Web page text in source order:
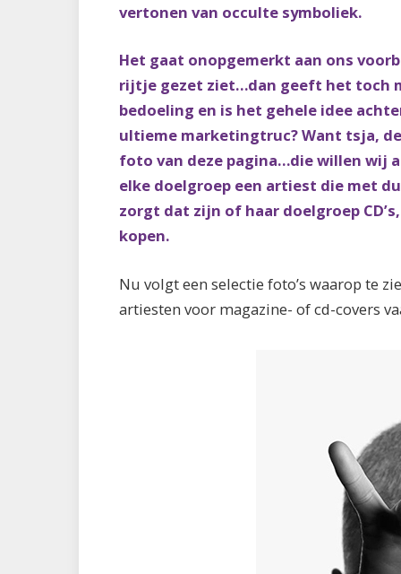
vertonen van occulte symboliek.
Het gaat onopgemerkt aan ons
rijtje gezet ziet…dan geeft het toch
bedoeling en is het gehele idee
ultieme marketingtruc? Want tsja,
foto van deze pagina…die willen wij
elke doelgroep een artiest die met
zorgt dat zijn of haar doelgroep
kopen.
Nu volgt een selectie foto’s waarop te
artiesten voor magazine- of cd-covers